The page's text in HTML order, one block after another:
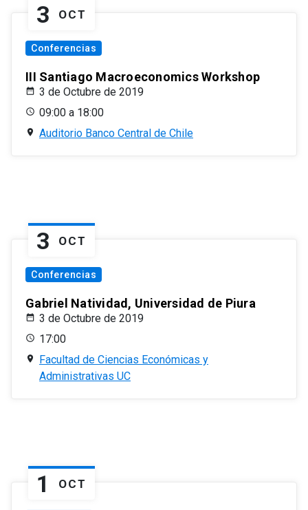
3 OCT
Conferencias
III Santiago Macroeconomics Workshop
3 de Octubre de 2019
09:00 a 18:00
Auditorio Banco Central de Chile
3 OCT
Conferencias
Gabriel Natividad, Universidad de Piura
3 de Octubre de 2019
17:00
Facultad de Ciencias Económicas y
Administrativas UC
1 OCT